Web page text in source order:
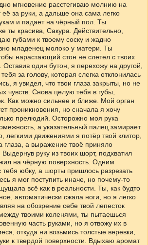
мгновение расстегиваю молнию на
её за руки, а дальше она сама легко
и падает на чёрный пол. Ты
ты красива, Сакура. Действительно,
губами к твоему соску и жадно
младенец молоко у матери. Ты
нарастающий стон не слетел с твоих
Оставив один бутон, я перехожу на другой,
за голову, которая слегка отклонилась
я увидел, что твои глаза закрыты, но не
чувств. Снова целую тебя в губы,
Как можно сильнее и ближе. Мой орган
проникновения, но сначала я хочу
прелюдий. Осторожно моя рука
а указательный палец замирает
легкими движениями я потёр твой клитор,
глаза, а выражение твоё приняло
Выдернув руку из твоих шорт, подхватил
на чёрную поверхность. Одним
юбку, а шорты пришлось разрезать
я мог поступить иначе, но почему-то
всё как в реальности. Ты, как будто
автоматически сжала ноги, но я легко
на обозрение себе твой лепесток
твоими коленями, ты пытаешься
часть руками, но я отвожу их в
откуда ни возьмись толстые веревки,
к твердой поверхности. Вдыхаю аромат